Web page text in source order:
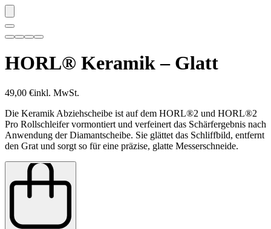
HORL® Keramik – Glatt
49,00 €inkl. MwSt.
Die Keramik Abziehscheibe ist auf dem HORL®2 und HORL®2
Pro Rollschleifer vormontiert und verfeinert das Schärfergebnis nach
Anwendung der Diamantscheibe. Sie glättet das Schliffbild, entfernt
den Grat und sorgt so für eine präzise, glatte Messerschneide.